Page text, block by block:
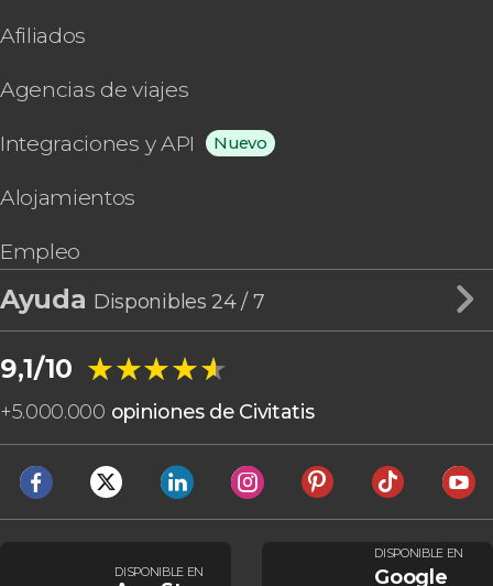
Afiliados
Agencias de viajes
Integraciones y API Nuevo
Alojamientos
Empleo
Ayuda Disponibles 24 / 7
9,1/10 ★★★★★
★★★★★
+5.000.000 opiniones de Civitatis
DISPONIBLE EN
DISPONIBLE EN
Google